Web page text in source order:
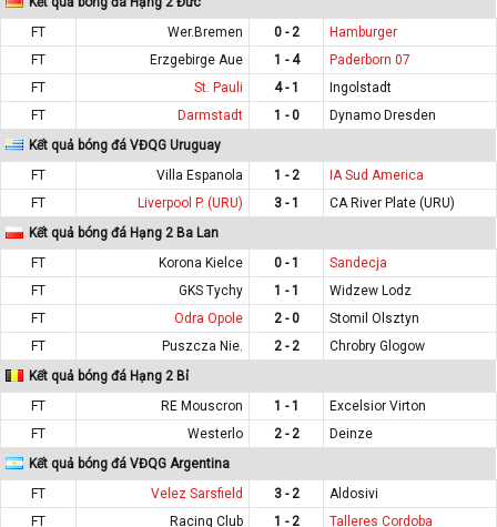
FT
Wer.Bremen 0 - 2
Hamburger
FT
Erzgebirge Aue 1 - 4
Paderborn 07
FT
St. Pauli 4 - 1
Ingolstadt
FT
Darmstadt 1 - 0
Dynamo Dresden
Kết quả bóng đá VĐQG Uruguay
FT
Villa Espanola 1 - 2
IA Sud America
FT
Liverpool P. (URU) 3 - 1
CA River Plate (URU)
Kết quả bóng đá Hạng 2 Ba Lan
FT
Korona Kielce 0 - 1
Sandecja
FT
GKS Tychy 1 - 1
Widzew Lodz
FT
Odra Opole 2 - 0
Stomil Olsztyn
FT
Puszcza Nie. 2 - 2
Chrobry Glogow
Kết quả bóng đá Hạng 2 Bỉ
FT
RE Mouscron 1 - 1
Excelsior Virton
FT
Westerlo 2 - 2
Deinze
Kết quả bóng đá VĐQG Argentina
FT
Velez Sarsfield 3 - 2
Aldosivi
FT
Racing Club 1 - 2
Talleres Cordoba